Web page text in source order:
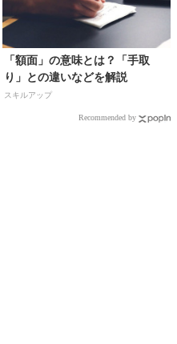
「額面」の意味とは？「手取
り」との違いなどを解説
スキルアップ
Recommended by